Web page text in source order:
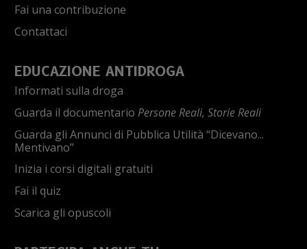
Fai una contribuzione
Contattaci
EDUCAZIONE ANTIDROGA
Informati sulla droga
Guarda il documentario Persone Reali, Storie Reali
Guarda gli Annunci di Pubblica Utilità “Dicevano...
Mentivano”
Inizia i corsi digitali gratuiti
Fai il quiz
Scarica gli opuscoli